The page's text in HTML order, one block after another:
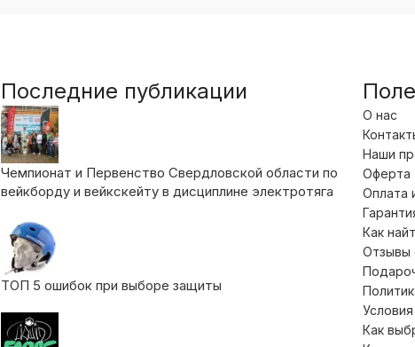
Последние публикации
Чемпионат и Первенство Свердловской области по
вейкборду и вейкскейту в дисциплине электротяга
ТОП 5 ошибок при выборе защиты
О нас
Наши
Оферта
Оплата
Как
Отзывы
Как